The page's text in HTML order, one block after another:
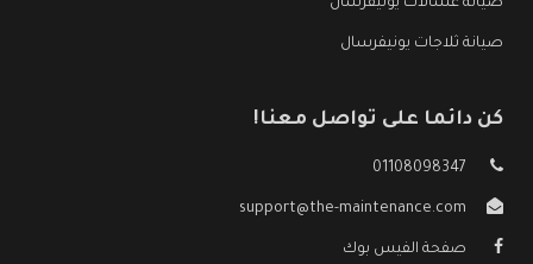
صيانة غسالات يونيفرسال
صيانة ثلاجات يونيفرسال
كن دائما على تواصل معنا!
01108098347
support@the-maintenance.com
صفحة الفيس بوك